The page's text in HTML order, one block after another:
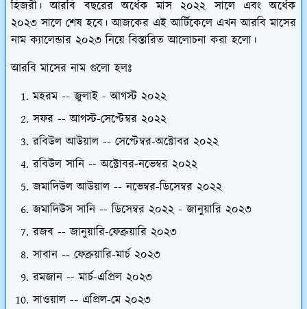
হিজরী। আরবি বছরের অর্ধেক মাস ২০২২ সালে এবং অর্ধেক
২০২৩ সালে শেষ হবে। আজকের এই আর্টিকেলে এখন আরবি মাসের
নাম ক্যালেন্ডার ২০২৩ নিয়ে বিস্তারিত আলোচনা করা হলো।
আরবি মাসের নাম গুলো হলঃ
মহরম -- জুলাই - আগস্ট ২০২২
সফর -- আগস্ট-সেপ্টেম্বর ২০২২
রবিউল আউয়াল -- সেপ্টেম্বর-অক্টোবর ২০২২
রবিউল সানি -- অক্টোবর-নভেম্বর ২০২২
জমাদিউল আউয়াল -- নভেম্বর-ডিসেম্বর ২০২২
জমাদিউস সানি -- ডিসেম্বর ২০২২ - জানুয়ারি ২০২৩
রজব -- জানুয়ারি-ফেব্রুয়ারি ২০২৩
সাবান -- ফেব্রুয়ারি-মার্চ ২০২৩
রমজান -- মার্চ-এপ্রিল ২০২৩
সাওয়াল -- এপ্রিল-মে ২০২৩